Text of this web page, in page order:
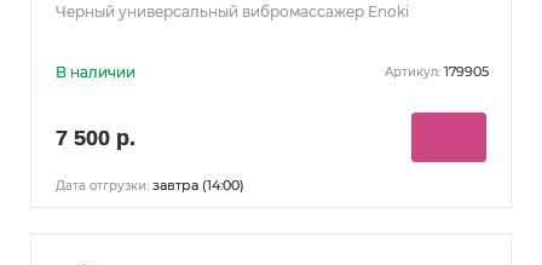
Черный универсальный вибромассажер Enoki
В наличии Артикул: 179905
7 500 р.
Дата отгрузки: завтра (14:00)